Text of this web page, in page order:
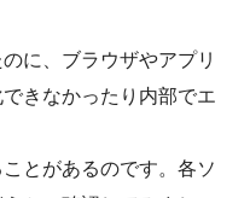
に、ブラウザやアプリ
きなかったり内部でエ
とがあるのです。各ソ